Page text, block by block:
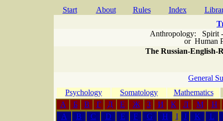
Start About Rules Index
Anthropology: Spirit
or Human
The Russian-English-
General
Psychology
Somatology
Mathematics
А
Б В Г Д Е Ж З И К Л М
Н
A
B C D E F G H I J K L